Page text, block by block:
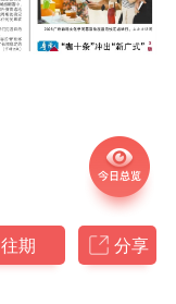
往期 分享